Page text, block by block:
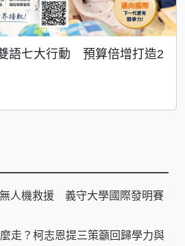
語七大行動 預算倍增打造2
人機救援 義守大學國際發明賽
走？柯志恩提三策籲回歸學力與